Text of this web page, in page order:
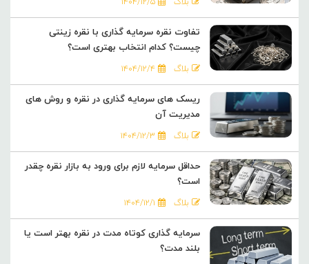
تفاوت نقره سرمایه گذاری با نقره زینتی
چیست؟ کدام انتخاب بهتری است؟
بلاگ ۱۴۰۴/۱۲/۴
ریسک های سرمایه گذاری در نقره و روش های
مدیریت آن
بلاگ ۱۴۰۴/۱۲/۳
حداقل سرمایه لازم برای ورود به بازار نقره چقدر
است؟
بلاگ ۱۴۰۴/۱۲/۱
سرمایه گذاری کوتاه مدت در نقره بهتر است یا
بلند مدت؟